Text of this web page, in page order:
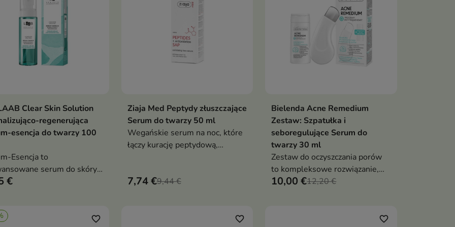
betainą, prebiotykami oraz
kompleksem oligosacharydów i
protein z akacji wspiera
sprężystość, ukojenie i świeży
wygląd skóry bez obciążenia
redukować zaskórniki oraz
poprawić teksturę skóry
Dodaj do koszyka
Clear Skin Solution
regenerująca
esencja do twarzy 100
Esencja to
serum do skóry
tłustej i skłonnej do
kwasem
€
 Dodaj do koszyka
Ziaja Med Peptydy złuszczające
Serum do twarzy 50 ml
Wegańskie serum na noc, które
łączy kurację peptydową,
złuszczające. Formuła z 1%
7,74 €9,44 €
Dodaj do koszyka
Bielenda Acne Remedium
Zestaw: Szpatułka i
seboregulujące Serum do
twarzy 30 ml
Zestaw do oczyszczania porów
to kompleksowe rozwiązanie,
które łączy mechaniczne
10,00 €12,20 €
favorite_border favorite_border favorite_border